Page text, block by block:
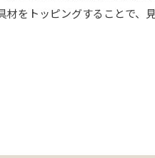
をトッピングすることで、